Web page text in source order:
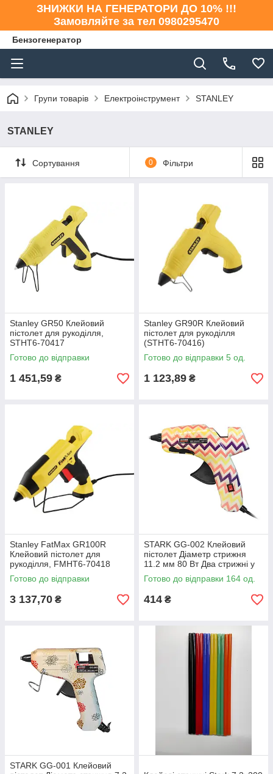
ЗНИЖКИ НА ГЕНЕРАТОРИ ДО 10% !!!
Замовляйте за тел 0980295470
Бензогенератор
Групи товарів Електроінструмент STANLEY
STANLEY
Сортування 0 Фільтри
Stanley GR50 Клейовий
пістолет для рукоділля,
STHT6-70417
Готово до відправки
1 451,59 ₴
Stanley GR90R Клейовий
пістолет для рукоділля
(STHT6-70416)
Готово до відправки 5 од.
1 123,89 ₴
Stanley FatMax GR100R
Клейовий пістолет для
рукоділля, FMHT6-70418
Готово до відправки
3 137,70 ₴
STARK GG-002 Клейовий
пістолет Діаметр стрижня
11.2 мм 80 Вт Два стрижні у
подарунок
Готово до відправки 164 од.
414 ₴
STARK GG-001 Клейовий